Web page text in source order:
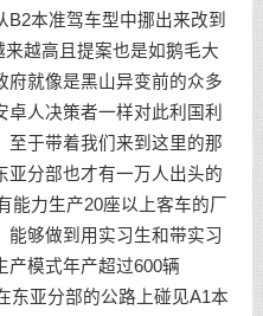
本准驾车型中挪出来改到
越高且提案也是如鹅毛大
府就像是黑山异变前的众多
人决策者一样对此利国利
至于带着我们来到这里的那
亚分部也才有一万人出头的
能力生产20座以上客车的厂
能够做到用实习生和带实习
产模式年产超过600辆
东亚分部的公路上碰见A1本